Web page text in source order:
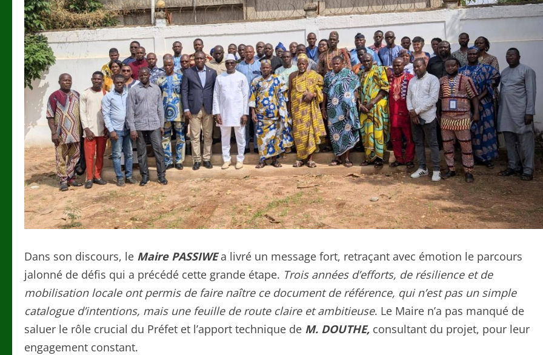
Dans son discours, le Maire PASSIWEa livré un message fort, retraçant avec émotion le parcours
jalonné de défis qui a précédé cette grande étape. Trois années d’efforts, de résilience et de
mobilisation locale ont permis de faire naître ce document de référence, qui n’est pas un simple
catalogue d’intentions, mais une feuille de route claire et ambitieuse. Le Maire n’a pas manqué de
saluer le rôle crucial du Préfet et l’apport technique de M. DOUTHE, consultant du projet, pour leur
engagement constant.